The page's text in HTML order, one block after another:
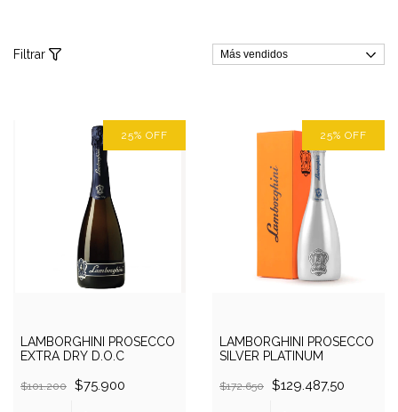
Filtrar
25% OFF
LAMBORGHINI PROSECCO
EXTRA DRY D.O.C
$101.200 $75.900
25% OFF
LAMBORGHINI PROSECCO
SILVER PLATINUM
$172.650 $129.487,50